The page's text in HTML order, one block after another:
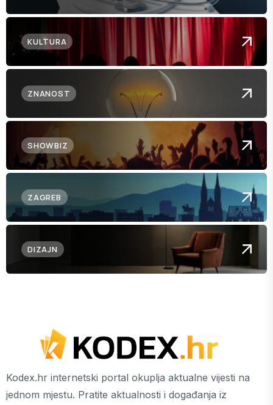
KULTURA
ZNANOST
SHOWBIZ
ZAGREB
DIZAJN
Kodex.hr internetski portal okuplja aktualne vijesti na
jednom mjestu. Pratite aktualnosti i događanja iz